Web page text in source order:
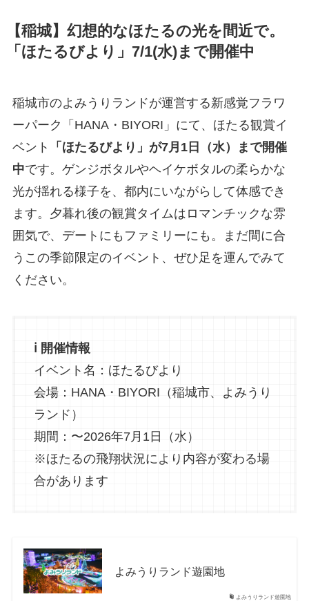
【稲城】幻想的なほたるの光を間近で。
「ほたるびより」7/1(水)まで開催中
稲城市のよみうりランドが運営する新感覚フラワ
ーパーク「HANA・BIYORI」にて、ほたる観賞イ
ベント
「ほたるびより」が7月1日（水）まで開催
中です。ゲンジボタルやヘイケボタルの柔らかな
光が揺れる様子を、都内にいながらして体感でき
ます。夕暮れ後の観賞タイムはロマンチックな雰
囲気で、デートにもファミリーにも。まだ間に合
うこの季節限定のイベント、ぜひ足を運んでみて
ください。
ℹ️ 開催情報
イベント名：ほたるびより
会場：HANA・BIYORI（稲城市、よみうり
ランド）
期間：〜2026年7月1日（水）
※ほたるの飛翔状況により内容が変わる場
合があります
よみうりランド遊園地
よみうりランド遊園地